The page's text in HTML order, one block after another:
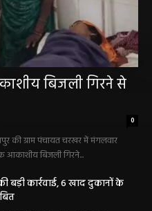
बिजली गिरने से
0
की ग्राम पंचायत चरखर में मंगलवार
आकाशीय बिजली गिरने...
बड़ी कार्रवाई, 6 खाद दुकानों के